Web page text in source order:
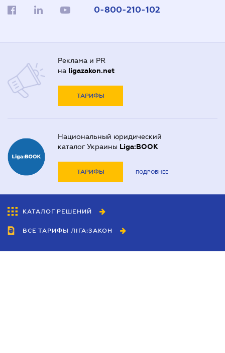
0-800-210-102
Реклама и PR
на ligazakon.net
ТАРИФЫ
Национальный юридический
каталог Украины Liga:BOOK
ТАРИФЫ ПОДРОБНЕЕ
КАТАЛОГ РЕШЕНИЙ
ВСЕ ТАРИФЫ ЛІГА:ЗАКОН